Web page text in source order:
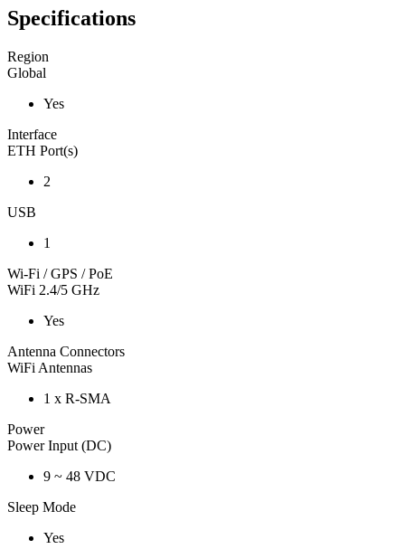
Specifications
Region
Global
Yes
Interface
ETH Port(s)
2
USB
1
Wi-Fi / GPS / PoE
WiFi 2.4/5 GHz
Yes
Antenna Connectors
WiFi Antennas
1 x R-SMA
Power
Power Input (DC)
9 ~ 48 VDC
Sleep Mode
Yes